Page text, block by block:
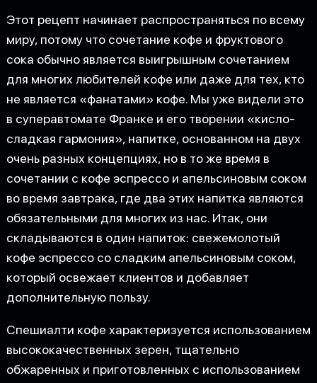
Этот рецепт начинает распространяться по всему
миру, потому что сочетание кофе и фруктового
сока обычно является выигрышным сочетанием
для многих любителей кофе или даже для тех, кто
не является «фанатами» кофе. Мы уже видели это
в суперавтомате Франке и его творении «кисло-
сладкая гармония», напитке, основанном на двух
очень разных концепциях, но в то же время в
сочетании с кофе эспрессо и апельсиновым соком
во время завтрака, где два этих напитка являются
обязательными для многих из нас. Итак, они
складываются в один напиток: свежемолотый
кофе эспрессо со сладким апельсиновым соком,
который освежает клиентов и добавляет
дополнительную пользу.
Спешиалти кофе характеризуется использованием
высококачественных зерен, тщательно
обжаренных и приготовленных с использованием